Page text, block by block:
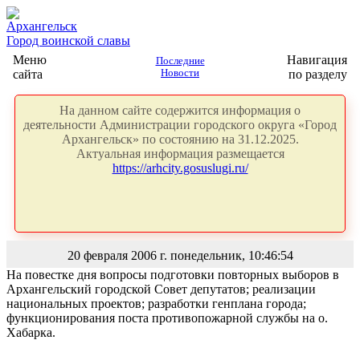
Архангельск
Город воинской славы
Меню
сайта
Последние
Новости
Навигация
по разделу
На данном сайте содержится информация о
деятельности Администрации городского округа «Город
Архангельск» по состоянию на 31.12.2025.
Актуальная информация размещается
https://arhcity.gosuslugi.ru/
20 февраля 2006 г. понедельник, 10:46:54
На повестке дня вопросы подготовки повторных выборов в
Архангельский городской Совет депутатов; реализации
национальных проектов; разработки генплана города;
функционирования поста противопожарной службы на о.
Хабарка.